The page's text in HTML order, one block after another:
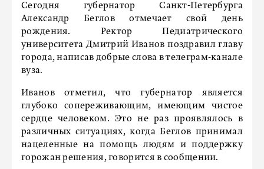
Сегодня губернатор Санкт-Петербурга
Александр Беглов отмечает свой день
рождения. Ректор Педиатрического
университета Дмитрий Иванов поздравил главу
города, написав добрые слова в телеграм-канале
вуза.
Иванов отметил, что губернатор является
глубоко сопереживающим, имеющим чистое
сердце человеком. Это не раз проявлялось в
различных ситуациях, когда Беглов принимал
нацеленные на помощь людям и поддержку
горожан решения, говорится в сообщении.